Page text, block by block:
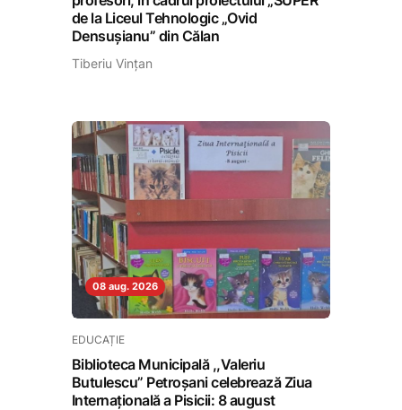
de la Liceul Tehnologic „Ovid
Densușianu” din Călan
Tiberiu Vințan
08 aug. 2026
EDUCAȚIE
Biblioteca Municipală ,,Valeriu
Butulescu” Petroșani celebrează Ziua
Internațională a Pisicii: 8 august